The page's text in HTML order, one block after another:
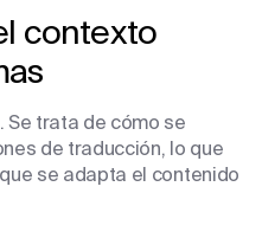
contexto
Se trata de cómo se
de traducción, lo que
se adapta el contenido